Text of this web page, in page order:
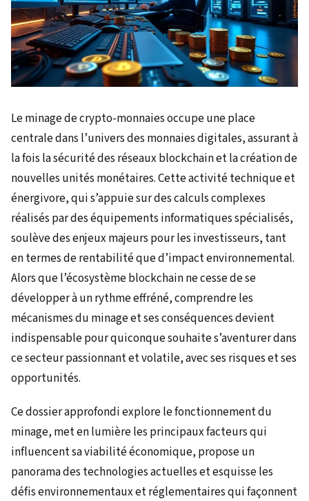
Le minage de crypto-monnaies occupe une place
centrale dans l’univers des monnaies digitales, assurant à
la fois la sécurité des réseaux blockchain et la création de
nouvelles unités monétaires. Cette activité technique et
énergivore, qui s’appuie sur des calculs complexes
réalisés par des équipements informatiques spécialisés,
soulève des enjeux majeurs pour les investisseurs, tant
en termes de rentabilité que d’impact environnemental.
Alors que l’écosystème blockchain ne cesse de se
développer à un rythme effréné, comprendre les
mécanismes du minage et ses conséquences devient
indispensable pour quiconque souhaite s’aventurer dans
ce secteur passionnant et volatile, avec ses risques et ses
opportunités.
Ce dossier approfondi explore le fonctionnement du
minage, met en lumière les principaux facteurs qui
influencent sa viabilité économique, propose un
panorama des technologies actuelles et esquisse les
défis environnementaux et réglementaires qui façonnent